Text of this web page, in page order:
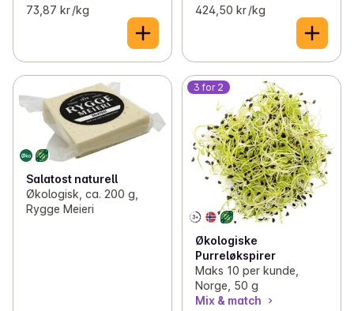
73,87 kr /kg 424,50 kr /kg
Salatost naturell
Økologisk, ca. 200 g,
Rygge Meieri
3 for 2
Økologiske
Purreløkspirer
Maks 10 per kunde,
Norge, 50 g
Mix & match